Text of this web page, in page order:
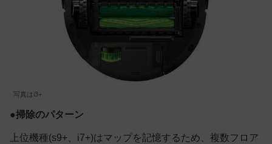
写真はi3+
●掃除のパターン
上位機種(s9+、i7+)はマップを記憶するため、複数フロア